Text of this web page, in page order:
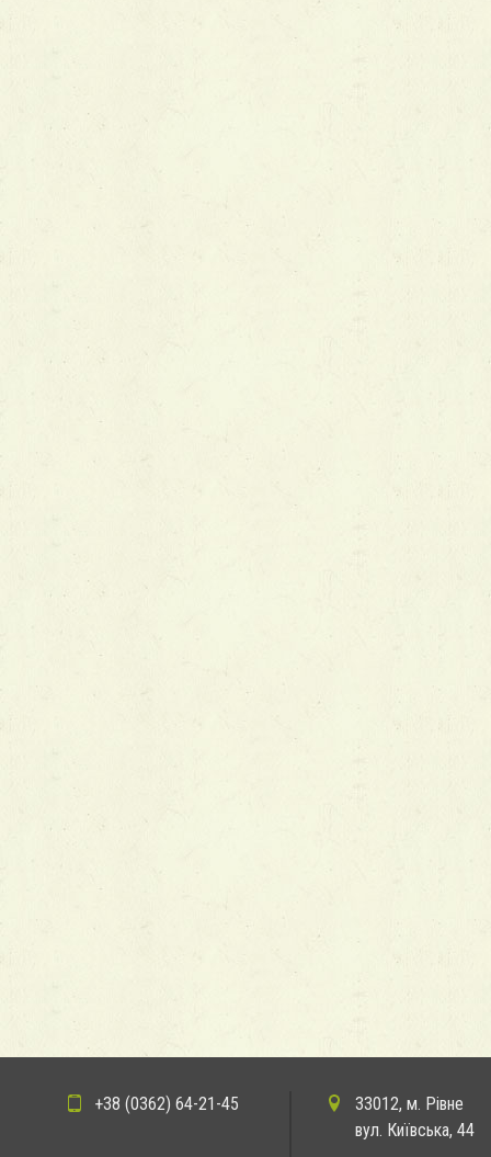
+38 (0362) 64-21-45
33012, м. Рівне
вул. Київська, 44